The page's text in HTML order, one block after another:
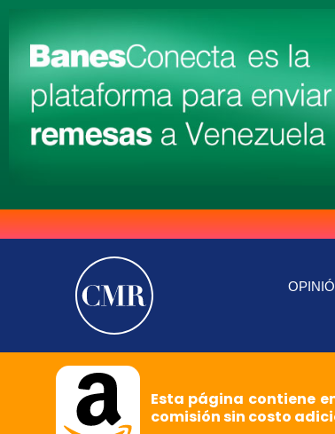
Esta página contiene
comisión sin costo